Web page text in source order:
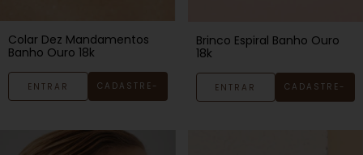
Colar Dez Mandamentos
Banho Ouro 18k
ENTRAR CADASTRE-
Brinco Espiral Banho Ouro
18k
ENTRAR CADASTRE-